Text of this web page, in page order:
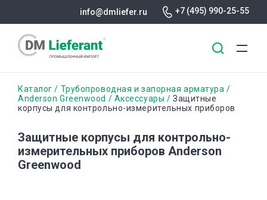
основному
info@dmliefer.ru +7 (495) 990-25-55
Строка
навигации
Каталог
Трубопроводная и запорная арматура
Anderson Greenwood
Аксессуары
Защитные
корпусы для контрольно-измерительных приборов
Защитные корпусы для контрольно-
измерительных приборов Anderson
Greenwood